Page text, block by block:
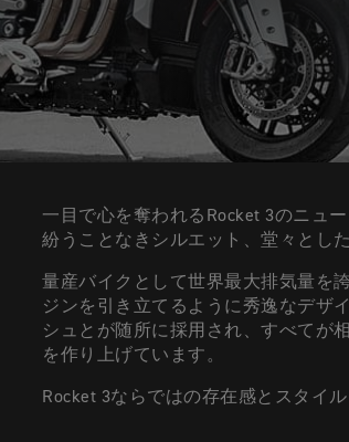
一目で心を奪われるRocket 3のニュ
紛うことなきシルエット、堂々とし
量産バイクとして世界最大排気量を
ジンを引き立てるように秀逸なデザ
シュとが随所に採用され、すべてが
を作り上げています。
Rocket 3ならではの存在感とスタイ